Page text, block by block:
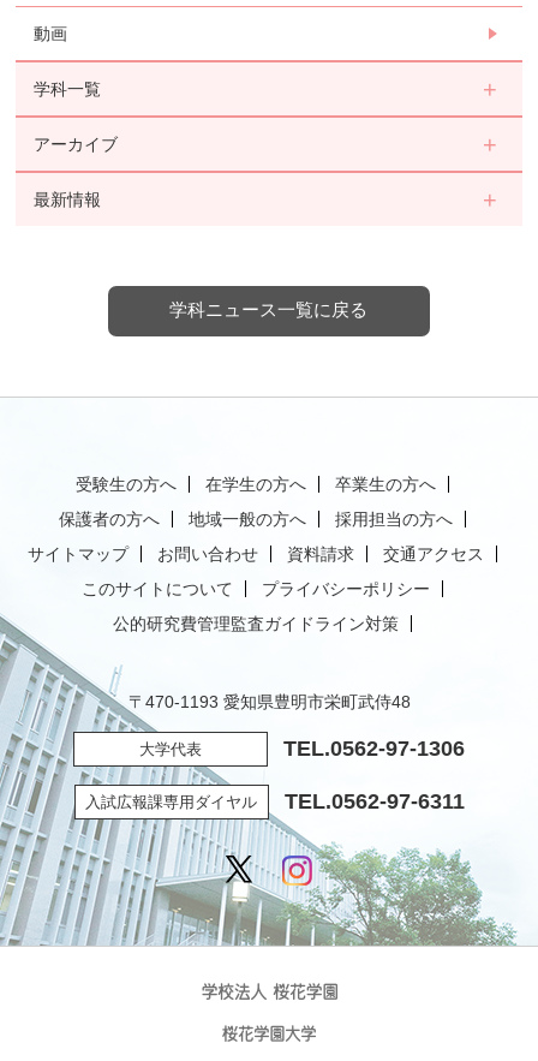
動画
学科一覧
アーカイブ
最新情報
学科ニュース一覧に戻る
受験生の方へ 在学生の方へ
卒業生の方へ
保護者の方へ
地域一般の方へ
採用担当の方へ
サイトマップ
お問い合わせ 資料請求
交通アクセス
このサイトについて
プライバシーポリシー
公的研究費管理監査ガイドライン対策
〒470-1193 愛知県豊明市栄町武侍48
大学代表 TEL.0562-97-1306
入試広報課専用ダイヤル TEL.0562-97-6311